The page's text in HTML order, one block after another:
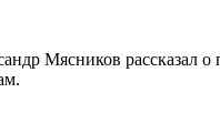
Мясников рассказал